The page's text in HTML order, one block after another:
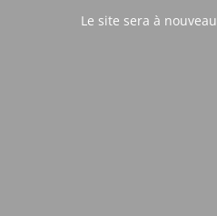
Le site sera à